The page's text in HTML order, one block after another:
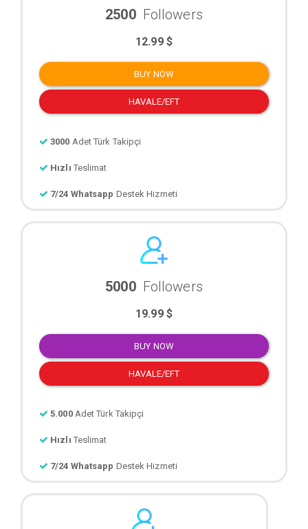
2500 Followers
12.99 $
BUY NOW
HAVALE/EFT
3000 Adet Türk Takipçi
Hızlı Teslimat
7/24 Whatsapp Destek Hizmeti
5000 Followers
19.99 $
BUY NOW
HAVALE/EFT
5.000 Adet Türk Takipçi
Hızlı Teslimat
7/24 Whatsapp Destek Hizmeti